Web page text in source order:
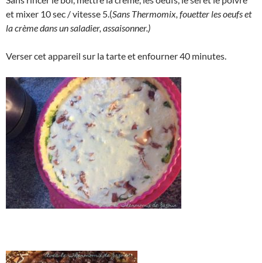
et mixer 10 sec / vitesse 5.(Sans Thermomix, fouetter les oeufs et
la crème dans un saladier, assaisonner.)
Verser cet appareil sur la tarte et enfourner 40 minutes.